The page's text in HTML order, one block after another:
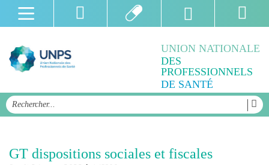
UNION NATIONALE
DES
PROFESSIONNELS
DE SANTÉ
GT dispositions sociales et fiscales